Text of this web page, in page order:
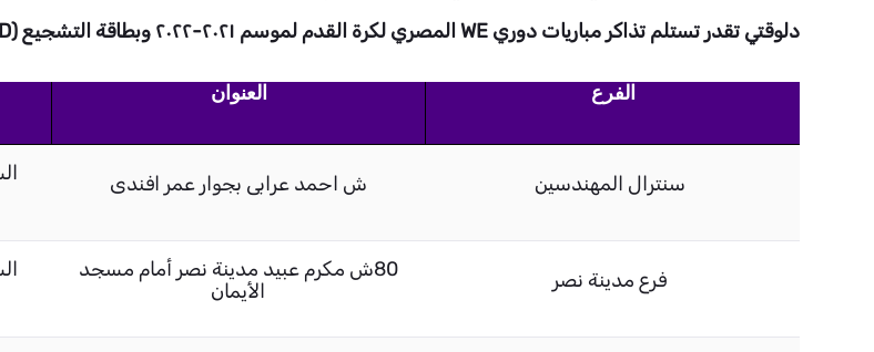
دلوقتي تقدر تستلم تذاكر مباريات دوري WE المصري لكرة القدم لموسم ٢٠٢١-٢٠٢٢ وبطاقة التشجيع (Fan ID) من فروع WE الآتية:
الفرع العنوان
سنترال المهندسين ش احمد عرابى بجوار عمر افندى
فرع مدينة نصر
80ش مكرم عبيد مدينة نصر أمام مسجد
الأيمان